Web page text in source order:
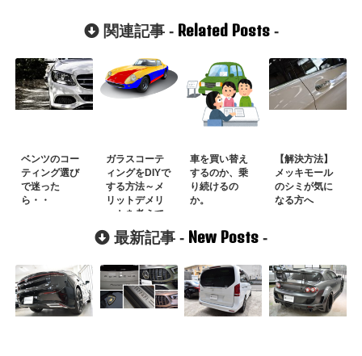
関連記事 - Related Posts-
ベンツのコー
ティング選び
で迷った
ら・・
ガラスコーテ
ィングをDIYで
する方法～メ
リットデメリ
ットを考えて
丁寧にやろ
う！～
車を買い替え
するのか、乗
り続けるの
か。
【解決方法】
メッキモール
のシミが気に
なる方へ
最新記事 - New Posts -